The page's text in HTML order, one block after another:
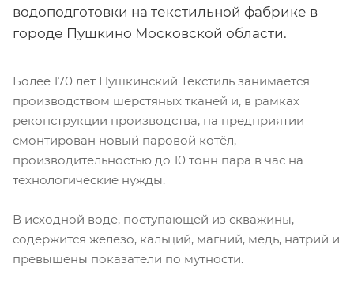
водоподготовки на текстильной фабрике в
городе Пушкино Московской области.
Более 170 лет Пушкинский Текстиль занимается
производством шерстяных тканей и, в рамках
реконструкции производства, на предприятии
смонтирован новый паровой котёл,
производительностью до 10 тонн пара в час на
технологические нужды.
В исходной воде, поступающей из скважины,
содержится железо, кальций, магний, медь, натрий и
превышены показатели по мутности.